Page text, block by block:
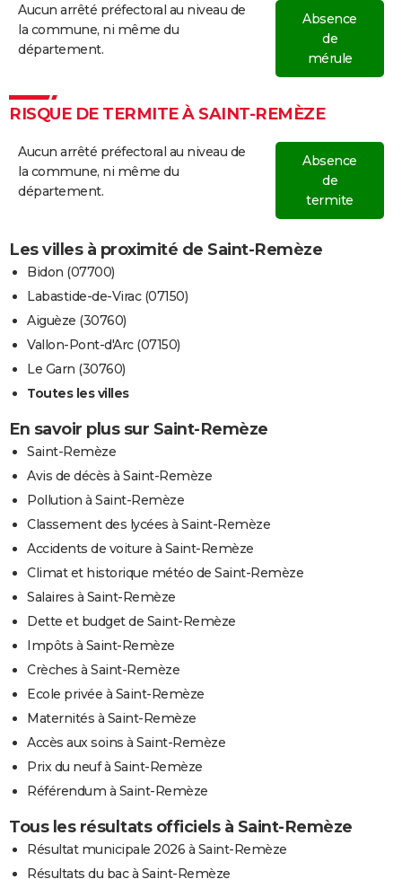
Aucun arrêté préfectoral au niveau de
la commune, ni même du
département.
Absence
de
mérule
RISQUE DE TERMITE À SAINT-REMÈZE
Aucun arrêté préfectoral au niveau de
la commune, ni même du
département.
Absence
de
termite
Les villes à proximité de Saint-Remèze
Bidon (07700)
Labastide-de-Virac (07150)
Aiguèze (30760)
Vallon-Pont-d'Arc (07150)
Le Garn (30760)
Toutes les villes
En savoir plus sur Saint-Remèze
Saint-Remèze
Avis de décès à Saint-Remèze
Pollution à Saint-Remèze
Classement des lycées à Saint-Remèze
Accidents de voiture à Saint-Remèze
Climat et historique météo de Saint-Remèze
Salaires à Saint-Remèze
Dette et budget de Saint-Remèze
Impôts à Saint-Remèze
Crèches à Saint-Remèze
Ecole privée à Saint-Remèze
Maternités à Saint-Remèze
Accès aux soins à Saint-Remèze
Prix du neuf à Saint-Remèze
Référendum à Saint-Remèze
Tous les résultats officiels à Saint-Remèze
Résultat municipale 2026 à Saint-Remèze
Résultats du bac à Saint-Remèze